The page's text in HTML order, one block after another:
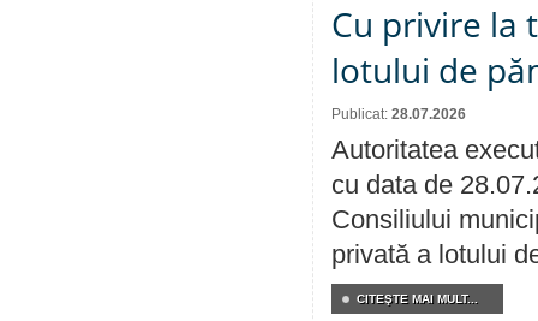
Cu privire la
lotului de
Publicat: 28.07.2026
Autoritatea
cu data de
Consiliului
privată a lotului
CITEŞTE MAI MULT...